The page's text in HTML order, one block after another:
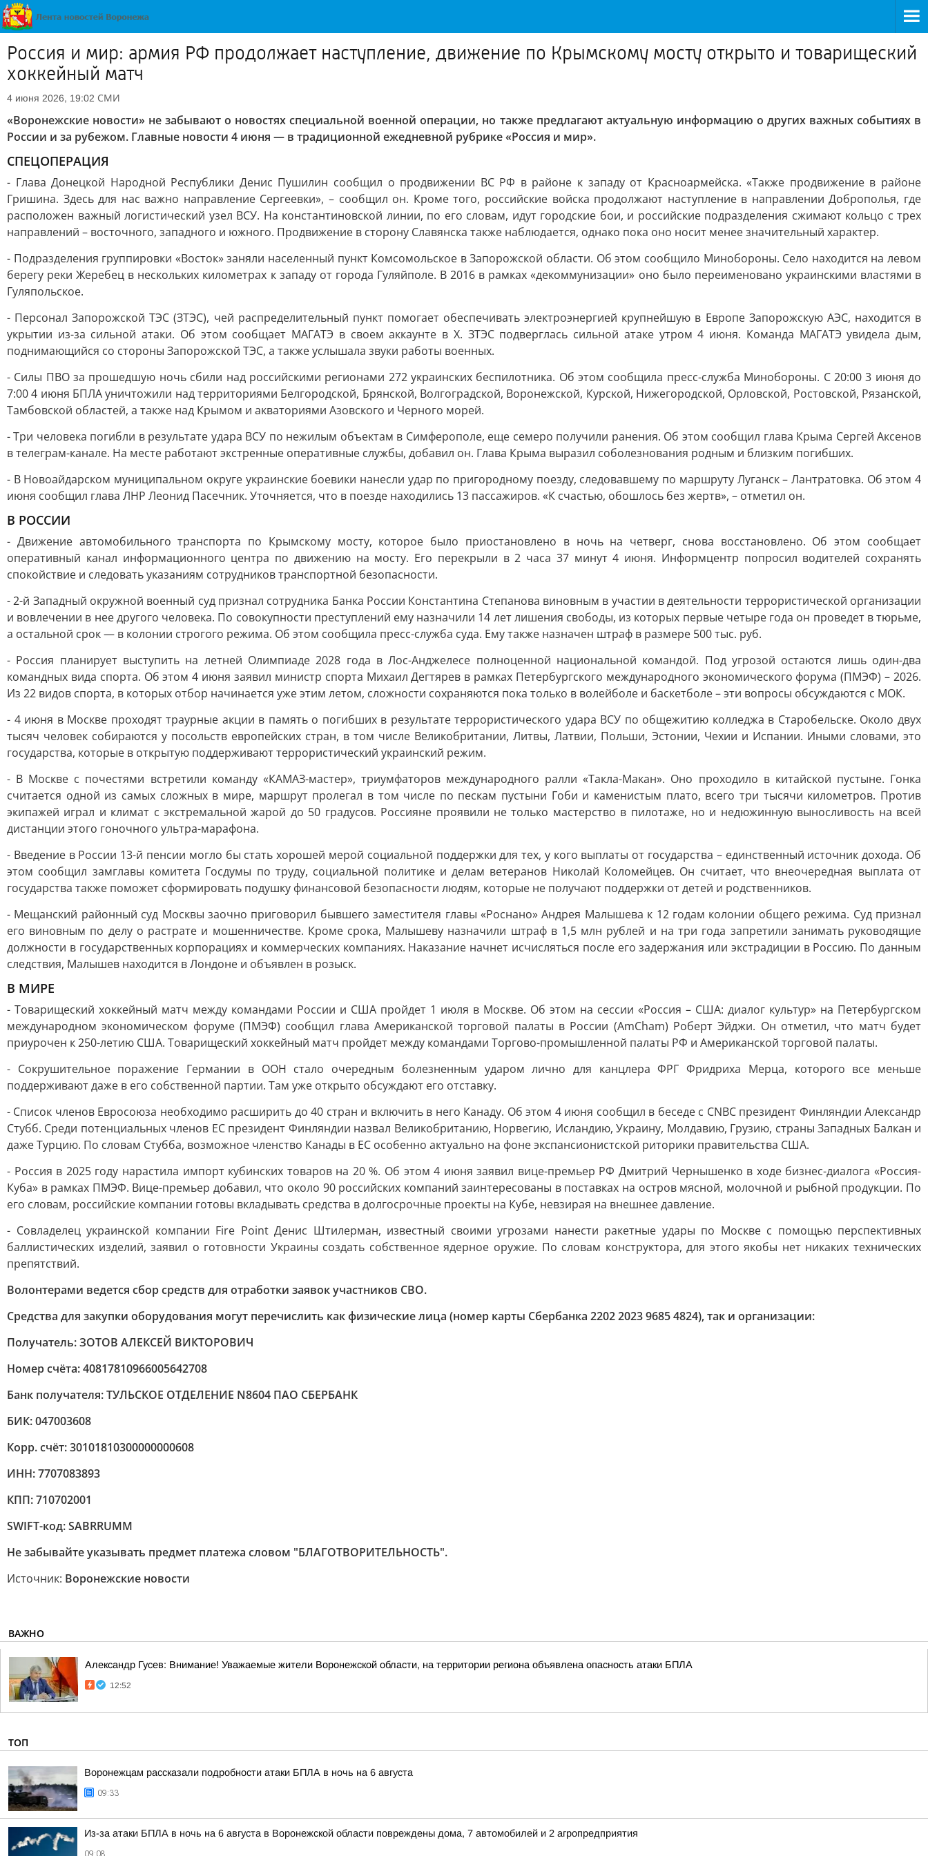
Россия и мир: армия РФ продолжает наступление, движение по Крымскому мосту открыто и товарищеский
хоккейный матч
4 июня 2026, 19:02 СМИ
«Воронежские новости» не забывают о новостях специальной военной операции, но также предлагают актуальную информацию о других важных событиях в
России и за рубежом. Главные новости 4 июня — в традиционной ежедневной рубрике «Россия и мир».
СПЕЦОПЕРАЦИЯ
- Глава Донецкой Народной Республики Денис Пушилин сообщил о продвижении ВС РФ в районе к западу от Красноармейска. «Также продвижение в районе
Гришина. Здесь для нас важно направление Сергеевки», – сообщил он. Кроме того, российские войска продолжают наступление в направлении Доброполья, где
расположен важный логистический узел ВСУ. На константиновской линии, по его словам, идут городские бои, и российские подразделения сжимают кольцо с трех
направлений – восточного, западного и южного. Продвижение в сторону Славянска также наблюдается, однако пока оно носит менее значительный характер.
- Подразделения группировки «Восток» заняли населенный пункт Комсомольское в Запорожской области. Об этом сообщило Минобороны. Село находится на левом
берегу реки Жеребец в нескольких километрах к западу от города Гуляйполе. В 2016 в рамках «декоммунизации» оно было переименовано украинскими властями в
Гуляпольское.
- Персонал Запорожской ТЭС (ЗТЭС), чей распределительный пункт помогает обеспечивать электроэнергией крупнейшую в Европе Запорожскую АЭС, находится в
укрытии из-за сильной атаки. Об этом сообщает МАГАТЭ в своем аккаунте в Х. ЗТЭС подверглась сильной атаке утром 4 июня. Команда МАГАТЭ увидела дым,
поднимающийся со стороны Запорожской ТЭС, а также услышала звуки работы военных.
- Силы ПВО за прошедшую ночь сбили над российскими регионами 272 украинских беспилотника. Об этом сообщила пресс-служба Минобороны. С 20:00 3 июня до
7:00 4 июня БПЛА уничтожили над территориями Белгородской, Брянской, Волгоградской, Воронежской, Курской, Нижегородской, Орловской, Ростовской, Рязанской,
Тамбовской областей, а также над Крымом и акваториями Азовского и Черного морей.
- Три человека погибли в результате удара ВСУ по нежилым объектам в Симферополе, еще семеро получили ранения. Об этом сообщил глава Крыма Сергей Аксенов
в телеграм-канале. На месте работают экстренные оперативные службы, добавил он. Глава Крыма выразил соболезнования родным и близким погибших.
- В Новоайдарском муниципальном округе украинские боевики нанесли удар по пригородному поезду, следовавшему по маршруту Луганск – Лантратовка. Об этом 4
июня сообщил глава ЛНР Леонид Пасечник. Уточняется, что в поезде находились 13 пассажиров. «К счастью, обошлось без жертв», – отметил он.
В РОССИИ
- Движение автомобильного транспорта по Крымскому мосту, которое было приостановлено в ночь на четверг, снова восстановлено. Об этом сообщает
оперативный канал информационного центра по движению на мосту. Его перекрыли в 2 часа 37 минут 4 июня. Информцентр попросил водителей сохранять
спокойствие и следовать указаниям сотрудников транспортной безопасности.
- 2-й Западный окружной военный суд признал сотрудника Банка России Константина Степанова виновным в участии в деятельности террористической организации
и вовлечении в нее другого человека. По совокупности преступлений ему назначили 14 лет лишения свободы, из которых первые четыре года он проведет в тюрьме,
а остальной срок — в колонии строгого режима. Об этом сообщила пресс-служба суда. Ему также назначен штраф в размере 500 тыс. руб.
- Россия планирует выступить на летней Олимпиаде 2028 года в Лос-Анджелесе полноценной национальной командой. Под угрозой остаются лишь один-два
командных вида спорта. Об этом 4 июня заявил министр спорта Михаил Дегтярев в рамках Петербургского международного экономического форума (ПМЭФ) – 2026.
Из 22 видов спорта, в которых отбор начинается уже этим летом, сложности сохраняются пока только в волейболе и баскетболе – эти вопросы обсуждаются с МОК.
- 4 июня в Москве проходят траурные акции в память о погибших в результате террористического удара ВСУ по общежитию колледжа в Старобельске. Около двух
тысяч человек собираются у посольств европейских стран, в том числе Великобритании, Литвы, Латвии, Польши, Эстонии, Чехии и Испании. Иными словами, это
государства, которые в открытую поддерживают террористический украинский режим.
- В Москве с почестями встретили команду «КАМАЗ-мастер», триумфаторов международного ралли «Такла-Макан». Оно проходило в китайской пустыне. Гонка
считается одной из самых сложных в мире, маршрут пролегал в том числе по пескам пустыни Гоби и каменистым плато, всего три тысячи километров. Против
экипажей играл и климат с экстремальной жарой до 50 градусов. Россияне проявили не только мастерство в пилотаже, но и недюжинную выносливость на всей
дистанции этого гоночного ультра-марафона.
- Введение в России 13-й пенсии могло бы стать хорошей мерой социальной поддержки для тех, у кого выплаты от государства – единственный источник дохода. Об
этом сообщил замглавы комитета Госдумы по труду, социальной политике и делам ветеранов Николай Коломейцев. Он считает, что внеочередная выплата от
государства также поможет сформировать подушку финансовой безопасности людям, которые не получают поддержки от детей и родственников.
- Мещанский районный суд Москвы заочно приговорил бывшего заместителя главы «Роснано» Андрея Малышева к 12 годам колонии общего режима. Суд признал
его виновным по делу о растрате и мошенничестве. Кроме срока, Малышеву назначили штраф в 1,5 млн рублей и на три года запретили занимать руководящие
должности в государственных корпорациях и коммерческих компаниях. Наказание начнет исчисляться после его задержания или экстрадиции в Россию. По данным
следствия, Малышев находится в Лондоне и объявлен в розыск.
В МИРЕ
- Товарищеский хоккейный матч между командами России и США пройдет 1 июля в Москве. Об этом на сессии «Россия – США: диалог культур» на Петербургском
международном экономическом форуме (ПМЭФ) сообщил глава Американской торговой палаты в России (AmCham) Роберт Эйджи. Он отметил, что матч будет
приурочен к 250-летию США. Товарищеский хоккейный матч пройдет между командами Торгово-промышленной палаты РФ и Американской торговой палаты.
- Сокрушительное поражение Германии в ООН стало очередным болезненным ударом лично для канцлера ФРГ Фридриха Мерца, которого все меньше
поддерживают даже в его собственной партии. Там уже открыто обсуждают его отставку.
- Список членов Евросоюза необходимо расширить до 40 стран и включить в него Канаду. Об этом 4 июня сообщил в беседе с CNBC президент Финляндии Александр
Стубб. Среди потенциальных членов ЕС президент Финляндии назвал Великобританию, Норвегию, Исландию, Украину, Молдавию, Грузию, страны Западных Балкан и
даже Турцию. По словам Стубба, возможное членство Канады в ЕС особенно актуально на фоне экспансионистской риторики правительства США.
- Россия в 2025 году нарастила импорт кубинских товаров на 20 %. Об этом 4 июня заявил вице-премьер РФ Дмитрий Чернышенко в ходе бизнес-диалога «Россия-
Куба» в рамках ПМЭФ. Вице-премьер добавил, что около 90 российских компаний заинтересованы в поставках на остров мясной, молочной и рыбной продукции. По
его словам, российские компании готовы вкладывать средства в долгосрочные проекты на Кубе, невзирая на внешнее давление.
- Совладелец украинской компании Fire Point Денис Штилерман, известный своими угрозами нанести ракетные удары по Москве с помощью перспективных
баллистических изделий, заявил о готовности Украины создать собственное ядерное оружие. По словам конструктора, для этого якобы нет никаких технических
препятствий.
Волонтерами ведется сбор средств для отработки заявок участников СВО.
Средства для закупки оборудования могут перечислить как физические лица (номер карты Сбербанка 2202 2023 9685 4824), так и организации:
Получатель: ЗОТОВ АЛЕКСЕЙ ВИКТОРОВИЧ
Номер счёта: 40817810966005642708
Банк получателя: ТУЛЬСКОЕ ОТДЕЛЕНИЕ N8604 ПАО СБЕРБАНК
БИК: 047003608
Корр. счёт: 30101810300000000608
ИНН: 7707083893
КПП: 710702001
SWIFT-код: SABRRUMM
Не забывайте указывать предмет платежа словом "БЛАГОТВОРИТЕЛЬНОСТЬ".
Источник: Воронежские новости
ВАЖНО
Александр Гусев: Внимание! Уважаемые жители Воронежской области, на территории региона объявлена опасность атаки БПЛА
12:52
ТОП
Воронежцам рассказали подробности атаки БПЛА в ночь на 6 августа
09:33
Из-за атаки БПЛА в ночь на 6 августа в Воронежской области повреждены дома, 7 автомобилей и 2 агропредприятия
09:08